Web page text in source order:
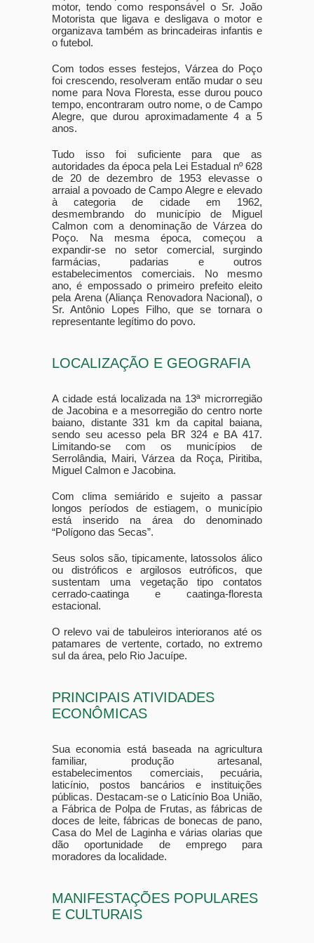
motor, tendo como responsável o Sr. João
Motorista que ligava e desligava o motor e
organizava também as brincadeiras infantis e
o futebol.
Com todos esses festejos, Várzea do Poço
foi crescendo, resolveram então mudar o seu
nome para Nova Floresta, esse durou pouco
tempo, encontraram outro nome, o de Campo
Alegre, que durou aproximadamente 4 a 5
anos.
Tudo isso foi suficiente para que as
autoridades da época pela Lei Estadual nº 628
de 20 de dezembro de 1953 elevasse o
arraial a povoado de Campo Alegre e elevado
à categoria de cidade em 1962,
desmembrando do município de Miguel
Calmon com a denominação de Várzea do
Poço. Na mesma época, começou a
expandir-se no setor comercial, surgindo
farmácias, padarias e outros
estabelecimentos comerciais. No mesmo
ano, é empossado o primeiro prefeito eleito
pela Arena (Aliança Renovadora Nacional), o
Sr. Antônio Lopes Filho, que se tornara o
representante legítimo do povo.
LOCALIZAÇÃO E GEOGRAFIA
A cidade está localizada na 13ª microrregião
de Jacobina e a mesorregião do centro norte
baiano, distante 331 km da capital baiana,
sendo seu acesso pela BR 324 e BA 417.
Limitando-se com os municípios de
Serrolândia, Mairi, Várzea da Roça, Piritiba,
Miguel Calmon e Jacobina.
Com clima semiárido e sujeito a passar
longos períodos de estiagem, o município
está inserido na área do denominado
“Polígono das Secas”.
Seus solos são, tipicamente, latossolos álico
ou distróficos e argilosos eutróficos, que
sustentam uma vegetação tipo contatos
cerrado-caatinga e caatinga-floresta
estacional.
O relevo vai de tabuleiros interioranos até os
patamares de vertente, cortado, no extremo
sul da área, pelo Rio Jacuípe.
PRINCIPAIS ATIVIDADES
ECONÔMICAS
Sua economia está baseada na agricultura
familiar, produção artesanal,
estabelecimentos comerciais, pecuária,
laticínio, postos bancários e instituições
públicas. Destacam-se o Laticínio Boa União,
a Fábrica de Polpa de Frutas, as fábricas de
doces de leite, fábricas de bonecas de pano,
Casa do Mel de Laginha e várias olarias que
dão oportunidade de emprego para
moradores da localidade.
MANIFESTAÇÕES POPULARES
E CULTURAIS